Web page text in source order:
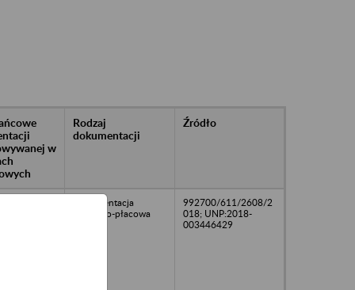
w
Rodzaj
dokumentacji
Źródło
Dokumentacja
osobowo-płacowa
992700/611/2608/2
018; UNP:2018-
003446429